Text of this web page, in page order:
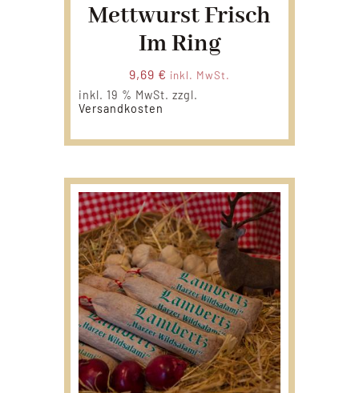
Mettwurst Frisch
Im Ring
9,69 € inkl. MwSt.
inkl. 19 % MwSt. zzgl.
Versandkosten